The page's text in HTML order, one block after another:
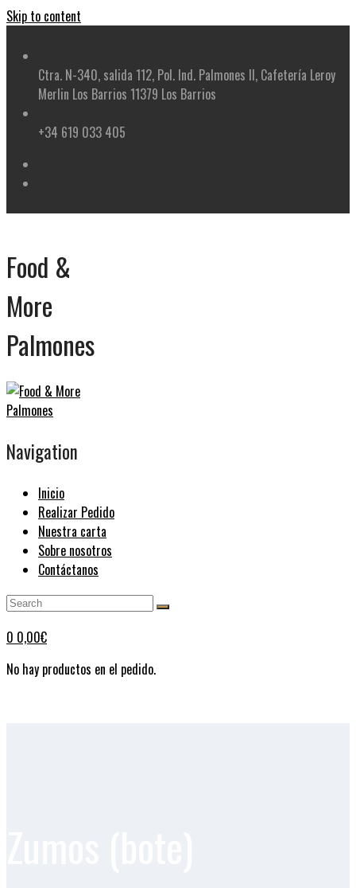
Skip to content
Ctra. N-340, salida 112, Pol. Ind. Palmones II, Cafetería Leroy
Merlin Los Barrios 11379 Los Barrios
+34 619 033 405
Food &
More
Palmones
Navigation
Inicio
Realizar Pedido
Nuestra carta
Sobre nosotros
Contáctanos
0 0,00€
No hay productos en el pedido.